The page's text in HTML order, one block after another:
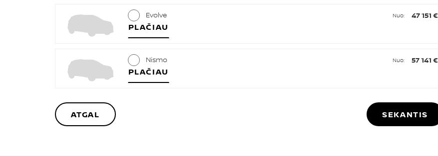
Evolve Nuo: 47 151 €
PLAČIAU
Nismo Nuo: 57 141 €
PLAČIAU
ATGAL SEKANTIS